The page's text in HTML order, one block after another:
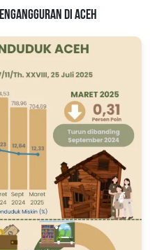
di Aceh